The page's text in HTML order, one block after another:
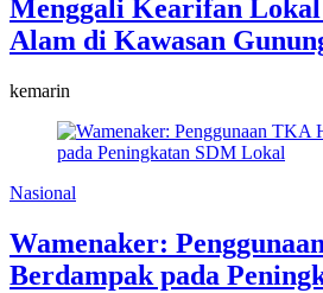
Menggali Kearifan
Alam di Kawasan
kemarin
Nasional
Wamenaker:
Berdampak pada